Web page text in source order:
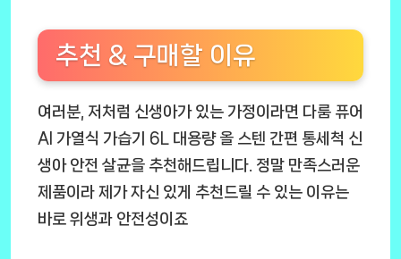
추천 & 구매할 이유
여러분, 저처럼 신생아가 있는 가정이라면 다룸 퓨어
AI 가열식 가습기 6L 대용량 올 스텐 간편 통세척 신
생아 안전 살균을 추천해드립니다. 정말 만족스러운
제품이라 제가 자신 있게 추천드릴 수 있는 이유는
바로 위생과 안전성이죠